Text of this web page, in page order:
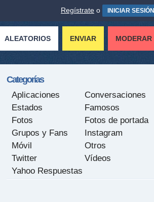
Regístrate o INICIAR SESIÓN
ALEATORIOS ENVIAR MODERAR
Categorías
Aplicaciones
Conversaciones
Estados
Famosos
Fotos
Fotos de portada
Grupos y Fans
Instagram
Móvil
Otros
Twitter
Vídeos
Yahoo Respuestas